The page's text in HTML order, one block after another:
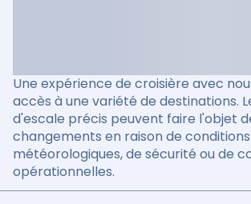
Une expérience de croisière avec
accès à une variété de destinations.
d'escale précis peuvent faire l'objet
changements en raison de conditions
météorologiques, de sécurité ou de
opérationnelles.